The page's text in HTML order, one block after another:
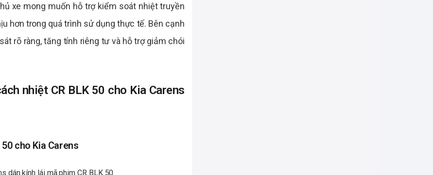
xe mong muốn hỗ trợ kiểm soát nhiệt truyền
hơn trong quá trình sử dụng thực tế. Bên cạnh
rõ ràng, tăng tính riêng tư và hỗ trợ giảm chói
nhiệt CR BLK 50 cho Kia Carens
cho Kia Carens